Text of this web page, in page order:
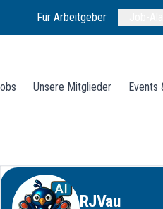
Für Arbeitgeber
Unsere Mitglieder Events
RJVau